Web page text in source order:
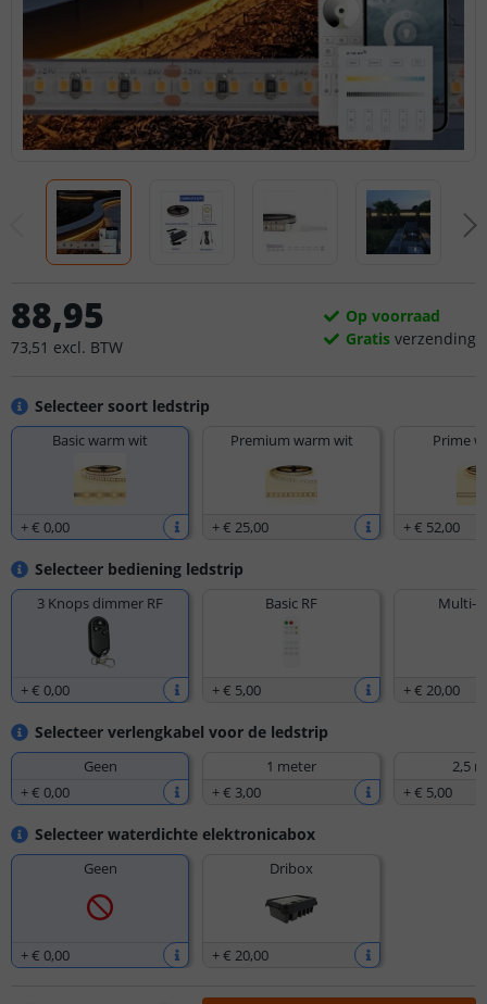
Selecteer soort ledstrip
Basic warm wit
+€ 0,00
Premium warm wit
+€ 25,00
Prime
+€ 52,00
Selecteer bediening ledstrip
3 Knops dimmer RF
+€ 0,00
Basic RF
+€ 5,00
Multi-
+€ 20,00
Selecteer verlengkabel voor de ledstrip
Geen
+€ 0,00
1 meter
+€ 3,00
2,5
+€ 5,00
Selecteer waterdichte elektronicabox
Geen
+€ 0,00
Dribox
+€ 20,00
88,95
73,51 excl. BTW
Op voorraad
Gratis verzending